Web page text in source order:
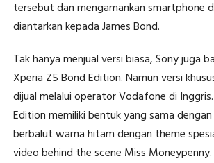
tersebut dan mengamankan smartphone
diantarkan kepada James Bond.
Tak hanya menjual versi biasa, Sony juga
Xperia Z5 Bond Edition. Namun versi
dijual melalui operator Vodafone di
Edition memiliki bentuk yang sama
berbalut warna hitam dengan theme
video behind the scene Miss Moneypenny.